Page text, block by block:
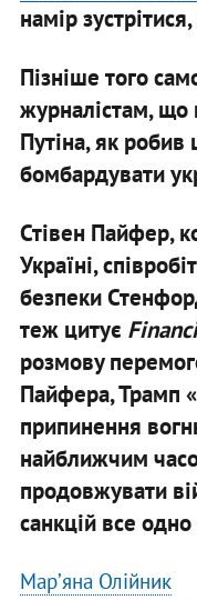
намір
Пізніше того
журналістам, що
Путіна, як
бомбардувати
Стівен Пайфер,
Україні,
безпеки
теж цитує
розмову
Пайфера, Трамп
припинення
найближчим
продовжувати
санкцій все
Марʼяна Олійник